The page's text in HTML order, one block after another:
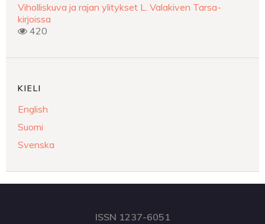
Viholliskuva ja rajan ylitykset L. Valakiven Tarsa-
kirjoissa
420
KIELI
English
Suomi
Svenska
ISSN 1237-6051